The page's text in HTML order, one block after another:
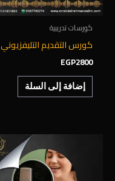
كورسات تدريبية
كورس التقديم التليفزيوني
EGP2800
إضافة إلى السلة